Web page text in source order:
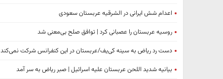
اعدام شش ایرانی در الشرقیه عربستان سعودی
روسیه عربستان را عصبانی کرد | توافق صلح بی‌معنی شد
دست رد ریاض به سینه کی‌یف/عربستان در این کنفرانس شرکت نمی‌کند
بیانیه شدید اللحن عربستان علیه اسرائیل | صبر ریاض به سر آمد